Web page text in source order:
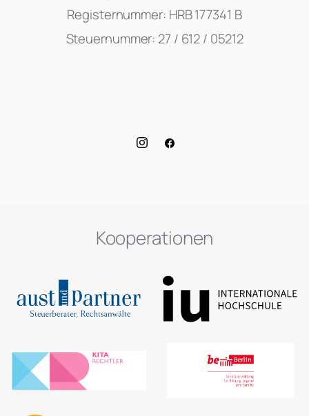
Registernummer: HRB 177341 B
Steuernummer: 27 / 612 / 05212
Kooperationen